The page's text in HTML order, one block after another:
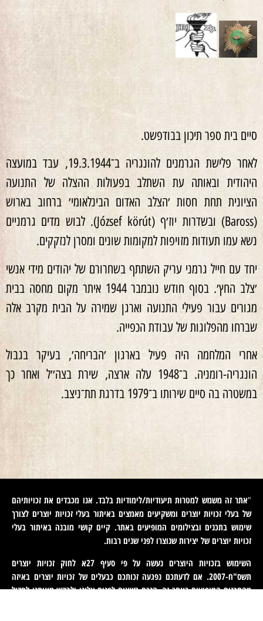
סיים בית ספר תיכון בבודפשט.
לאחר פלישת הגרמנים להונגריה ב־19.3.1944, עבד במועצה
היהודית ובאותה עת השתלב בפעולות ההצלה של התנועה
הציונית תחת חסות ׳הצלב האדום הבינלאומי׳ ברחוב בארוש
(Baross) ובשדרות יוז׳ף (József körút). לבוש מדים גרמניים
נשא עמו תעודות מזויפות למקומות שונים ומסרן לנזקקים.
יחד עם חייל גרמני עריק השתתף בשחרורם של יהודים מידי אנשי
׳צלב החץ׳. בסוף חודש נובמבר 1944 איתר מקום מחסה בבית
מגורים עבור פעילי התנועה וארגן שמירה על הבית מקרב אלה
שברחו מהפלוגות של עבודת הכפייה.
אחרי המלחמה היה פעיל בארגון ׳הבריחה׳, בעיקר בגבול
הונגריה-רומניה. ב־1948 עלה ארצה, שירת בצה׳׳ל ואחר כך
במשטרה בה סיים שירותו ב־1979 בדרגת תת־ניצב.
"אתר זה משמש למטרות תיעודיות/לימודיות בלבד. אנו מכבדים את זכויותיהם
של בעלי זכויות יוצרים ומשקיעים מאמצים באיתור בעלי זכויות יוצרים לצורך
שימוש בתכנים ובצילומים המופיעים באתר. קיים קושי מובנה באיתור בעלי
זכויות יוצרים של יצירות שנוצרו לפני שנים רבות.
השימוש בזכויות היוצרים נעשה על פי סעיף 27א לחוק זכויות יוצרים
תשס"ח-2007. אם לדעתכם נפגעה זכותכם כבעלים של זכויות יוצרים באיזה
מהתכנים המופיעים באתר זה, הנכם רשאים לפנות אלינו ולבקש מאיתנו לחדול